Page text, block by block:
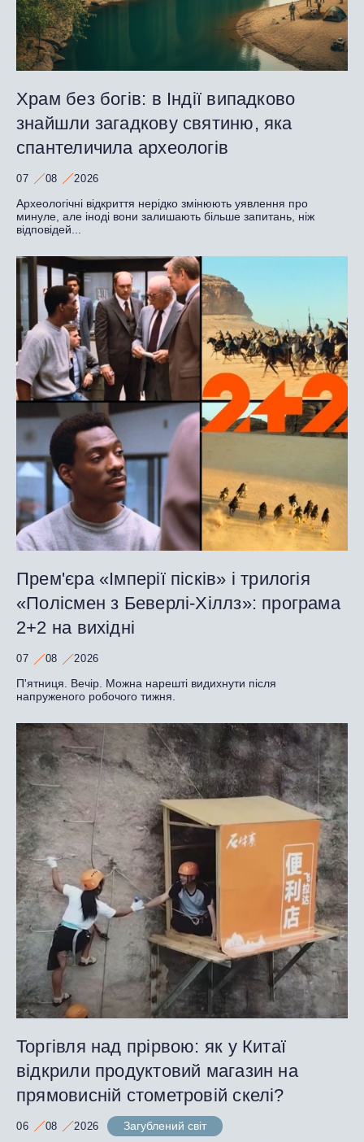
Храм без богів: в Індії випадково
знайшли загадкову святиню, яка
спантеличила археологів
07 08 2026
Археологічні відкриття нерідко змінюють уявлення про
минуле, але іноді вони залишають більше запитань, ніж
відповідей...
Прем'єра «Імперії пісків» і трилогія
«Полісмен з Беверлі-Хіллз»: програма
2+2 на вихідні
07 08 2026
П'ятниця. Вечір. Можна нарешті видихнути після
напруженого робочого тижня.
Торгівля над прірвою: як у Китаї
відкрили продуктовий магазин на
прямовисній стометровій скелі?
06 08 2026
Загублений світ